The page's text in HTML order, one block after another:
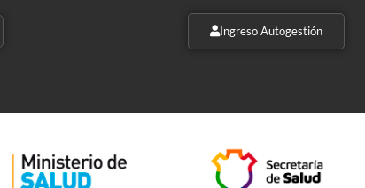
Ingreso Autogestión